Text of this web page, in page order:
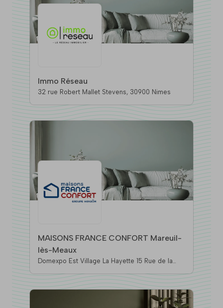
Immo Réseau
32 rue Robert Mallet Stevens, 30900 Nimes
MAISONS FRANCE CONFORT Mareuil-
lès-Meaux
Domexpo Est Village La Hayette 15 Rue de la